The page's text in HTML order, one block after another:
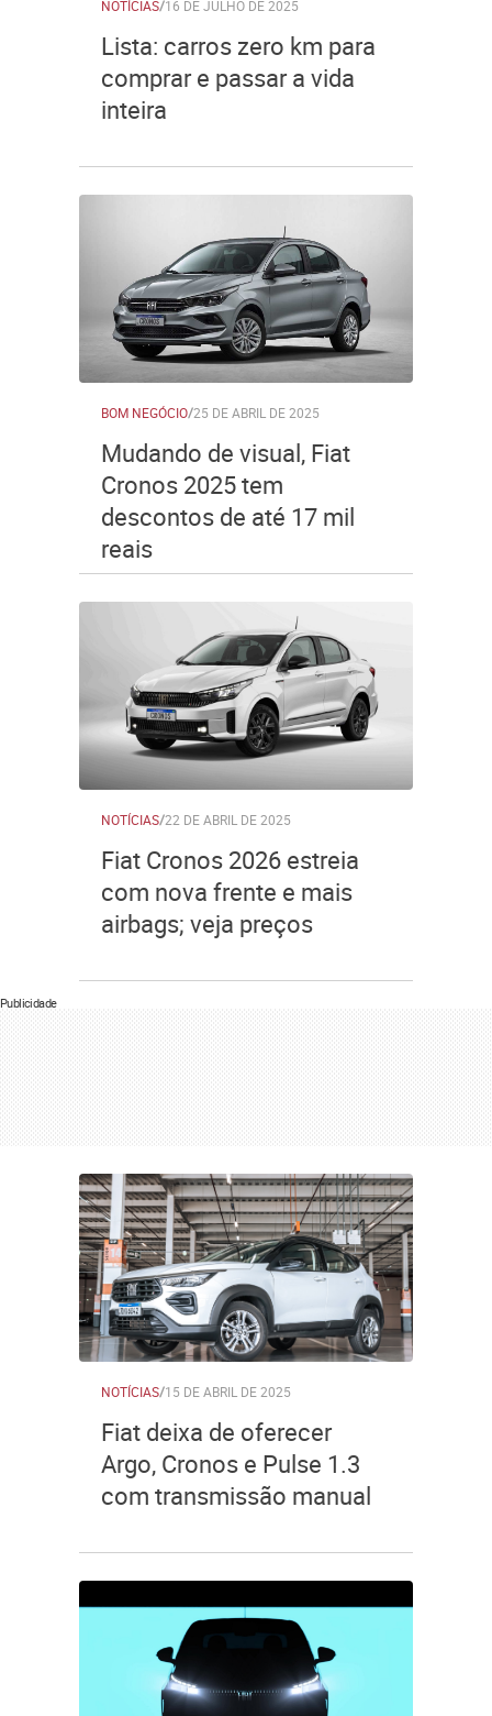
NOTÍCIAS/16 DE JULHO DE 2025
Lista: carros zero km para
comprar e passar a vida
inteira
BOM NEGÓCIO/25 DE ABRIL DE 2025
Mudando de visual, Fiat
Cronos 2025 tem
descontos de até 17 mil
reais
NOTÍCIAS/22 DE ABRIL DE 2025
Fiat Cronos 2026 estreia
com nova frente e mais
airbags; veja preços
Publicidade
NOTÍCIAS/15 DE ABRIL DE 2025
Fiat deixa de oferecer
Argo, Cronos e Pulse 1.3
com transmissão manual